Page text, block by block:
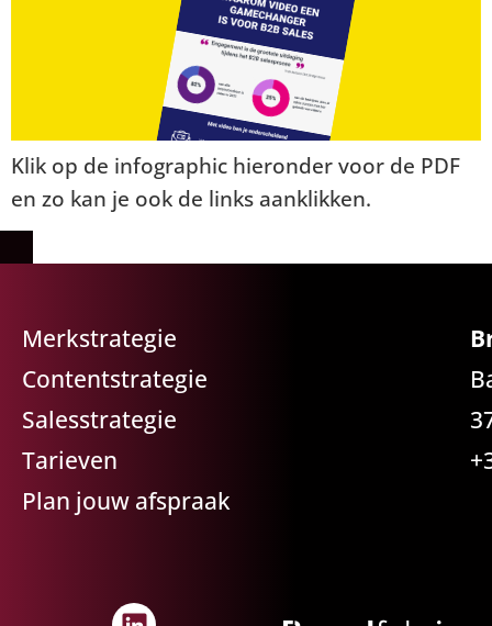
Klik op de infographic hieronder voor de PDF
en zo kan je ook de links aanklikken.
Merkstrategie
Contentstrategie
Salesstrategie
Tarieven
Plan jouw afspraak